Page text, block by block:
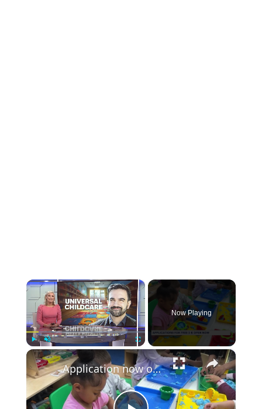
×
Play Unmute Fullscreen
Now Playing
×
Application now open for free 2-K program